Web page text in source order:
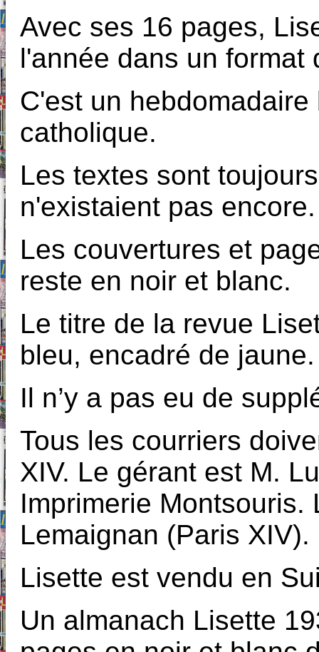
Avec ses 16 pages,
l'année dans un format
C'est un
catholique.
Les textes sont
n'existaient pas encore.
Les couvertures et
reste en noir et blanc.
Le titre de la revue
bleu, encadré de jaune.
Il n’y a pas eu de
Tous les courriers
XIV. Le gérant est M.
Imprimerie
Lemaignan (Paris XIV).
Lisette est vendu en
Un almanach Lisette